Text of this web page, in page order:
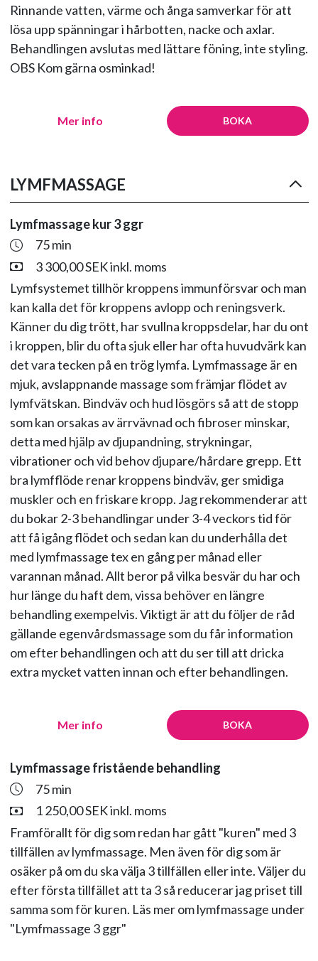
Rinnande vatten, värme och ånga samverkar för att
lösa upp spänningar i hårbotten, nacke och axlar.
Behandlingen avslutas med lättare föning, inte styling.
OBS Kom gärna osminkad!
BOKA
Mer info
LYMFMASSAGE
Lymfmassage kur 3 ggr
75 min
3 300,00 SEK inkl. moms
Lymfsystemet tillhör kroppens immunförsvar och man
kan kalla det för kroppens avlopp och reningsverk.
Känner du dig trött, har svullna kroppsdelar, har du ont
i kroppen, blir du ofta sjuk eller har ofta huvudvärk kan
det vara tecken på en trög lymfa. Lymfmassage är en
mjuk, avslappnande massage som främjar flödet av
lymfvätskan. Bindväv och hud lösgörs så att de stopp
som kan orsakas av ärrvävnad och fibroser minskar,
detta med hjälp av djupandning, strykningar,
vibrationer och vid behov djupare/hårdare grepp. Ett
bra lymfflöde renar kroppens bindväv, ger smidiga
muskler och en friskare kropp. Jag rekommenderar att
du bokar 2-3 behandlingar under 3-4 veckors tid för
att få igång flödet och sedan kan du underhålla det
med lymfmassage tex en gång per månad eller
varannan månad. Allt beror på vilka besvär du har och
hur länge du haft dem, vissa behöver en längre
behandling exempelvis. Viktigt är att du följer de råd
gällande egenvårdsmassage som du får information
om efter behandlingen och att du ser till att dricka
extra mycket vatten innan och efter behandlingen.
BOKA
Mer info
Lymfmassage fristående behandling
75 min
1 250,00 SEK inkl. moms
Framförallt för dig som redan har gått "kuren" med 3
tillfällen av lymfmassage. Men även för dig som är
osäker på om du ska välja 3 tillfällen eller inte. Väljer du
efter första tillfället att ta 3 så reducerar jag priset till
samma som för kuren. Läs mer om lymfmassage under
"Lymfmassage 3 ggr"